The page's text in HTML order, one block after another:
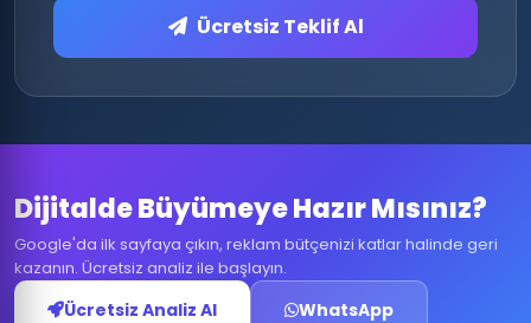
Ücretsiz Teklif Al
Dijitalde Büyümeye Hazır Mısınız?
Google'da ilk sayfaya çıkın, reklam bütçenizi katlar halinde geri
kazanın. Ücretsiz analiz ile başlayın.
Ücretsiz Analiz Al WhatsApp